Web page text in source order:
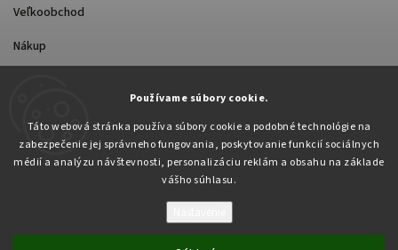
Používame súbory cookie.
Táto webová stránka používa súbory cookie a podobné technológie na
zabezpečenie jej správneho fungovania, poskytovanie funkcií sociálnych
médií a analýzu návštevnosti, personalizáciu reklám a obsahu na základe
vášho súhlasu.
Veľkoobchod
Nákup
Copyright 2026Pabex.sk. Všetky práva vyhradené.